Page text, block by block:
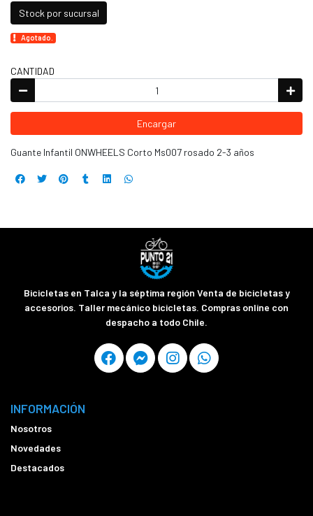
Stock por sucursal
Agotado.
CANTIDAD
Encargar
Guante Infantil ONWHEELS Corto Ms007 rosado 2-3 años
Bicicletas en Talca y la séptima región Venta de bicicletas y
accesorios. Taller mecánico bicicletas. Compras online con
despacho a todo Chile.
INFORMACIÓN
Nosotros
Novedades
Destacados